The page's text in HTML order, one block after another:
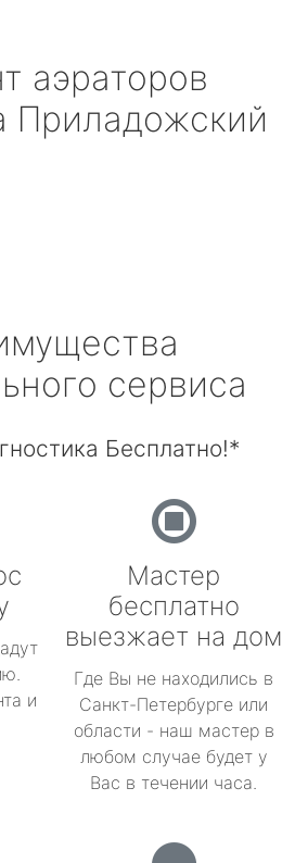
аэраторов
Приладожский
сервиса
Бесплатно!*
и
Мастер
бесплатно
выезжает на дом
Где Вы не находились в
Санкт-Петербурге или
области - наш мастер в
любом случае будет у
Вас в течении часа.